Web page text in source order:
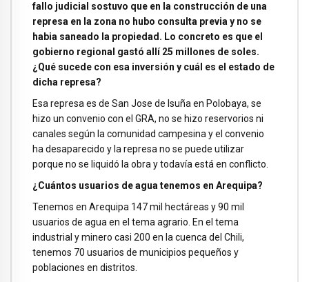
fallo judicial sostuvo que en la construcción de una
represa en la zona no hubo consulta previa y no se
habia saneado la propiedad. Lo concreto es que el
gobierno regional gastó allí 25 millones de soles.
¿Qué sucede con esa inversión y cuál es el estado de
dicha represa?
Esa represa es de San Jose de Isuña en Polobaya, se
hizo un convenio con el GRA, no se hizo reservorios ni
canales según la comunidad campesina y el convenio
ha desaparecido y la represa no se puede utilizar
porque no se liquidó la obra y todavía está en conflicto.
¿Cuántos usuarios de agua tenemos en Arequipa?
Tenemos en Arequipa 147 mil hectáreas y 90 mil
usuarios de agua en el tema agrario. En el tema
industrial y minero casi 200 en la cuenca del Chili,
tenemos 70 usuarios de municipios pequeños y
poblaciones en distritos.